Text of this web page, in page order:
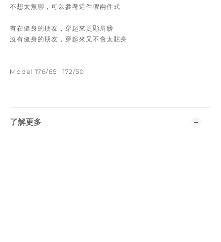
不想太無聊，可以參考這件假兩件式
有在健身的朋友，穿起來更顯肩膀
沒有健身的朋友，穿起來又不會太貼身
Model 176/65 172/50
了解更多